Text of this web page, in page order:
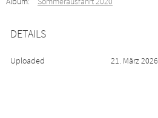
DETAILS
Uploaded 21. März 2026